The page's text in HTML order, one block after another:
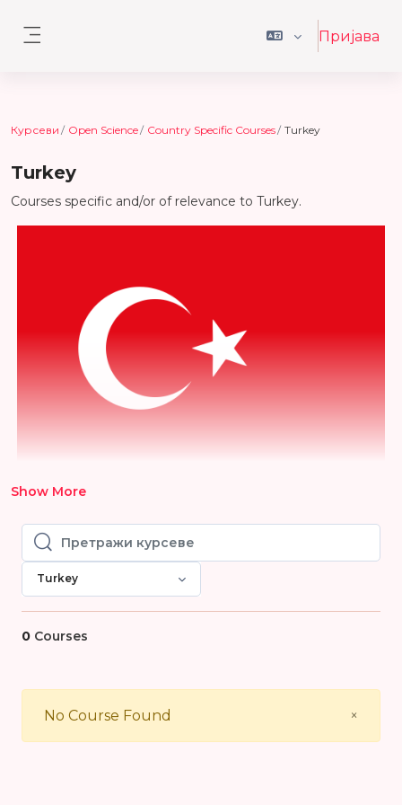
Пријава
Курсеви Open Science Country Specific Courses Turkey
Turkey
Courses specific and/or of relevance to Turkey.
Show More
Претражи курсеве
Претражи курсеве
Turkey
0 Courses
×
No Course Found